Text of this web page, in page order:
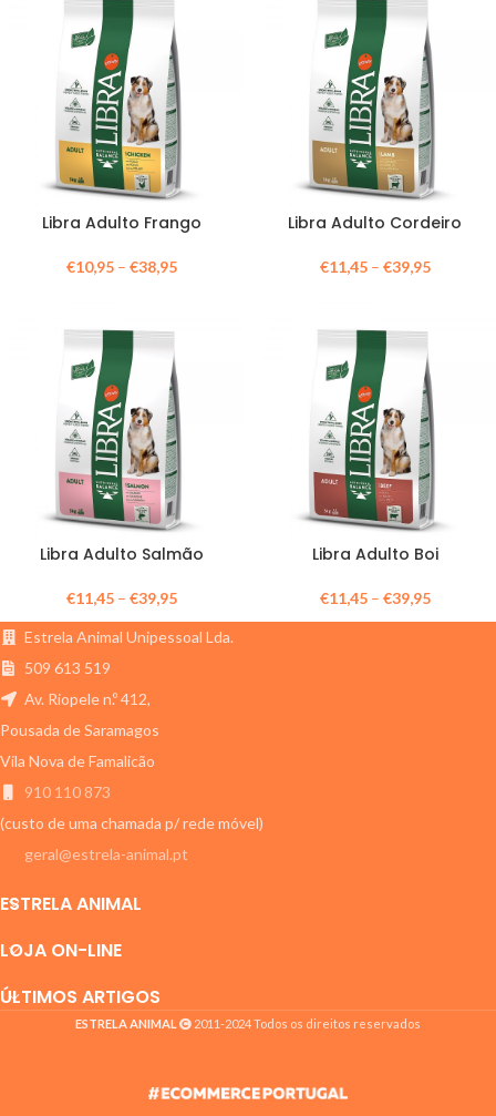
Libra Adulto Frango
€10,95– €38,95
Libra Adulto Cordeiro
€11,45– €39,95
Libra Adulto Salmão
€11,45– €39,95
Libra Adulto Boi
€11,45– €39,95
Estrela Animal Unipessoal Lda.
509 613 519
Av. Riopele n.º 412,
Pousada de Saramagos
Vila Nova de Famalicão
910 110 873
(custo de uma chamada p/ rede móvel)
geral@estrela-animal.pt
ESTRELA ANIMAL
LOJA ON-LINE
ÚLTIMOS ARTIGOS
ESTRELA ANIMAL 2011-2024 Todos os direitos reservados